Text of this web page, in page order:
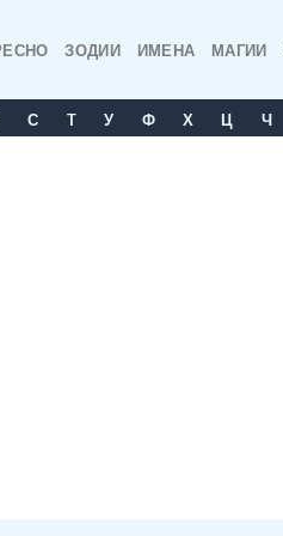
ЗОДИИ ИМЕНА МАГИИ
С T У Ф Х Ц Ч